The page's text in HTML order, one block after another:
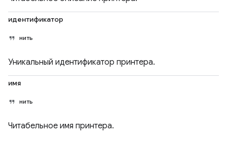
идентификатор
нить
Уникальный идентификатор принтера.
имя
нить
Читабельное имя принтера.